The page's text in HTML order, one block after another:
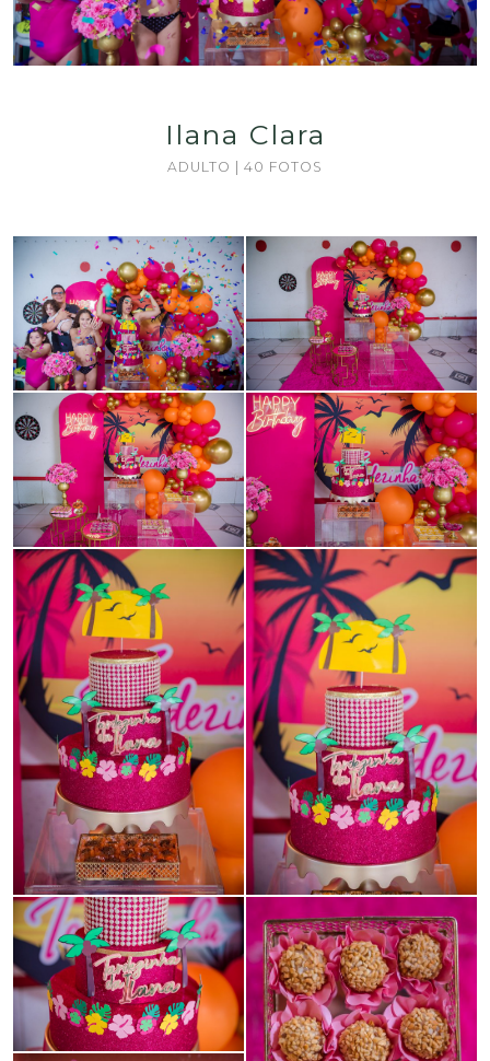
Ilana Clara
ADULTO | 40 FOTOS
Guardar Guardar
Guardar Guardar
Guardar Guardar
Guardar Guardar